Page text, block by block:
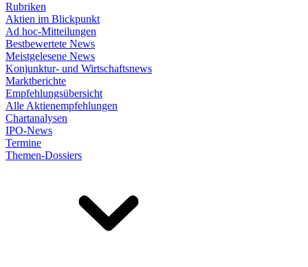
Rubriken
Aktien im Blickpunkt
Ad hoc-Mitteilungen
Bestbewertete News
Meistgelesene News
Konjunktur- und Wirtschaftsnews
Marktberichte
Empfehlungsübersicht
Alle Aktienempfehlungen
Chartanalysen
IPO-News
Termine
Themen-Dossiers